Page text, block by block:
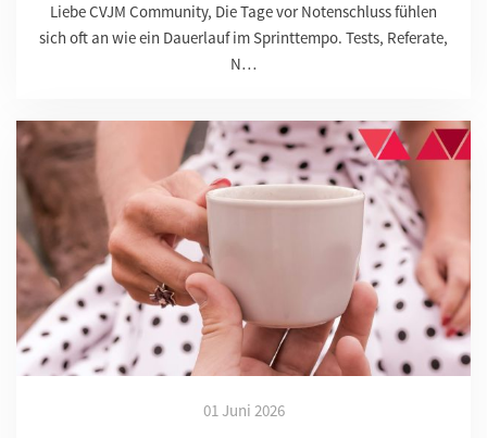
Liebe CVJM Community, Die Tage vor Notenschluss fühlen
sich oft an wie ein Dauerlauf im Sprinttempo. Tests, Referate,
N…
01 Juni 2026